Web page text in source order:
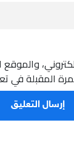
والموقع
المقبلة في